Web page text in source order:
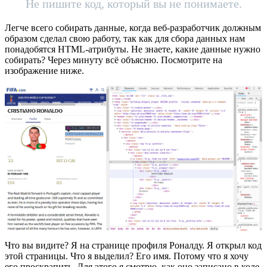
Не пишите код, который вы не понимаете.
Легче всего собирать данные, когда веб-разработчик должным
образом сделал свою работу, так как для сбора данных нам
понадобятся HTML-атрибуты. Не знаете, какие данные нужно
собирать? Через минуту всё объясню. Посмотрите на
изображение ниже.
Что вы видите? Я на странице профиля Роналду. Я открыл код
этой страницы. Что я выделил? Его имя. Потому что я хочу